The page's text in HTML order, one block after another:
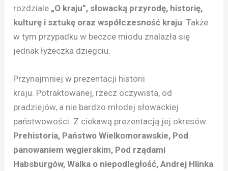
rozdziale „O kraju”, słowacką przyrodę, historię,
kulturę i sztukę oraz współczesność kraju. Także
w tym przypadku w beczce miodu znalazła się
jednak łyżeczka dziegciu.
Przynajmniej w prezentacji historii
kraju. Potraktowanej, rzecz oczywista, od
pradziejów, a nie bardzo młodej słowackiej
państwowości. Z ciekawą prezentacją jej okresów:
Prehistoria, Państwo Wielkomorawskie, Pod
panowaniem węgierskim, Pod rządami
Habsburgów, Walka o niepodległość, Andrej Hlinka